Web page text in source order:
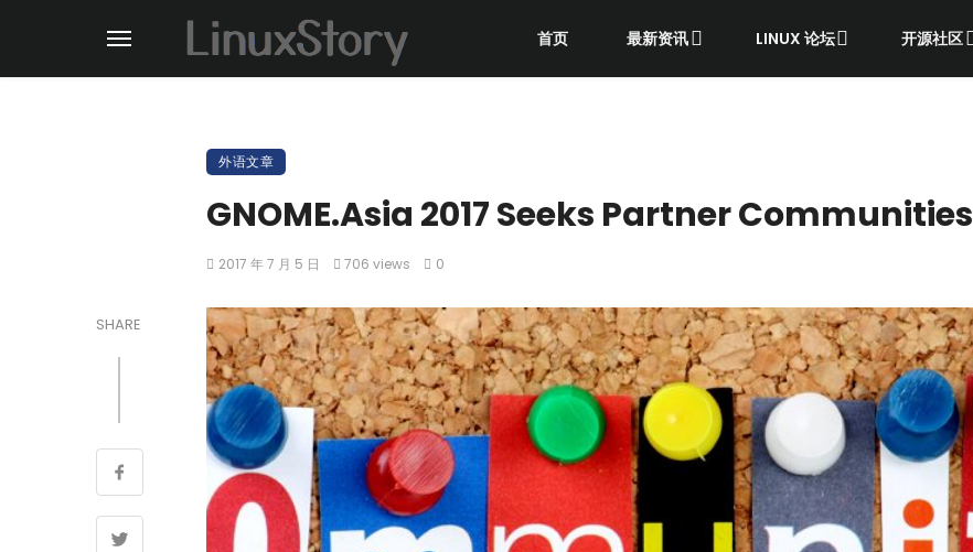
首页 最新资讯 LINUX 论坛 开源社区
外语文章
GNOME.Asia 2017 Seeks Partner Communities
2017 年 7 月 5 日 706 views 0
SHARE